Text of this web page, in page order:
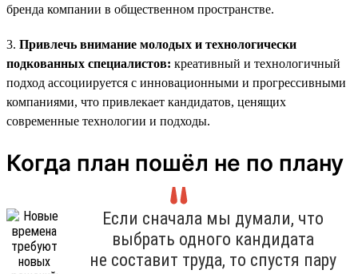
бренда компании в общественном пространстве.
3. Привлечь внимание молодых и технологически
подкованных специалистов: креативный и технологичный
подход ассоциируется с инновационными и прогрессивными
компаниями, что привлекает кандидатов, ценящих
современные технологии и подходы.
Когда план пошёл не по плану
Если сначала мы думали, что
выбрать одного кандидата
не составит труда, то спустя пару